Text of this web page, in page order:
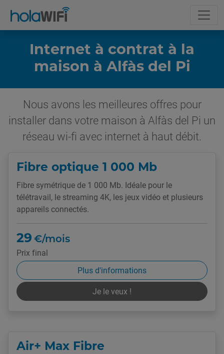
Internet à contrat à la
maison à Alfàs del Pi
Nous avons les meilleures offres pour
installer dans votre maison à Alfàs del Pi un
réseau wi-fi avec internet à haut débit.
Fibre optique 1 000 Mb
Fibre symétrique de 1 000 Mb. Idéale pour le
télétravail, le streaming 4K, les jeux vidéo et plusieurs
appareils connectés.
29 €/mois
Prix final
Plus d'informations
Je le veux !
Air+ Max Fibre